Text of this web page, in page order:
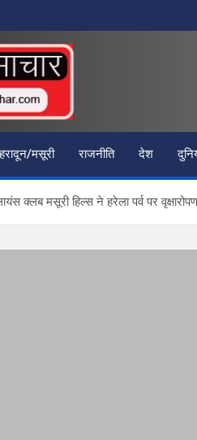
मसूरी राजनीति देश
क्लब मसूरी हिल्स ने हरेला पर्व पर